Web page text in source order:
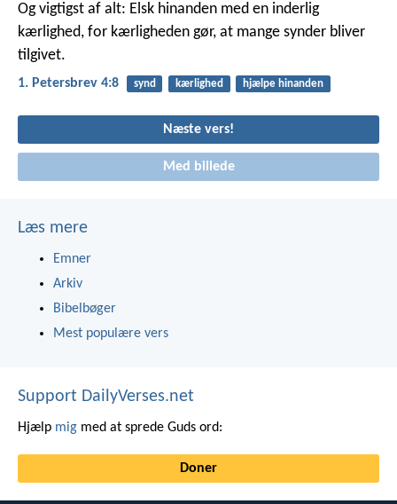
Og vigtigst af alt: Elsk hinanden med en inderlig
kærlighed, for kærligheden gør, at mange synder bliver
tilgivet.
1. Petersbrev 4:8 synd kærlighed hjælpe hinanden
Næste vers!
Med billede
Læs mere
Emner
Arkiv
Bibelbøger
Mest populære vers
Support DailyVerses.net
Hjælp mig med at sprede Guds ord:
Doner